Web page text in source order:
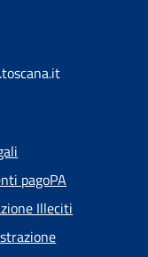
pagoPA
Illeciti